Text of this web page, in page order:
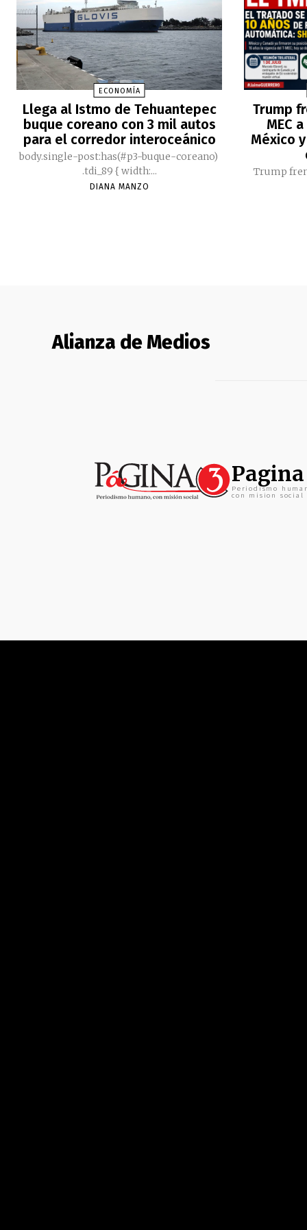
ECONOMÍA
Llega al Istmo de Tehuantepec
buque coreano con 3 mil autos
para el corredor interoceánico
body.single-post:has(#p3-buque-coreano)
.tdi_89 { width:...
DIANA MANZO
Trump
MEC
México
Trump
Alianza de Medios
Periodismo
con mision social